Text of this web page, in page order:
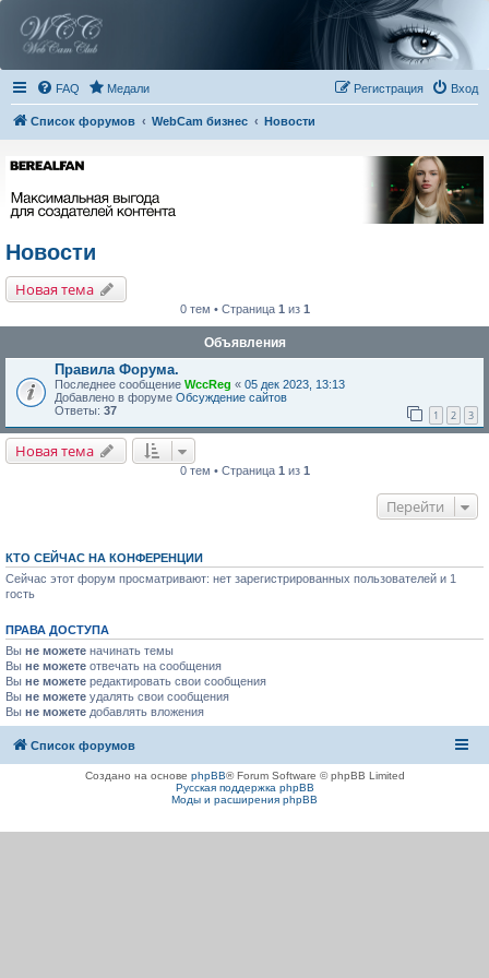
FAQ Медали Вход
Регистрация
Список форумов WebCam бизнес Новости
Новости
Новая тема
0 тем • Страница 1 из 1
Объявления
Правила Форума.
Последнее сообщение WccReg « 05 дек 2023, 13:13
Добавлено в форуме Обсуждение сайтов
Ответы: 37 1 2 3
Новая тема
0 тем • Страница 1из 1
Перейти
КТО СЕЙЧАС НА КОНФЕРЕНЦИИ
Сейчас этот форум просматривают: нет зарегистрированных пользователей и 1
гость
ПРАВА ДОСТУПА
Вы не можете начинать темы
Вы не можете отвечать на сообщения
Вы не можете редактировать свои сообщения
Вы не можете удалять свои сообщения
Вы не можете добавлять вложения
Список форумов
Создано на основе phpBB® Forum Software © phpBB Limited
Русская поддержка phpBB
Моды и расширения phpBB